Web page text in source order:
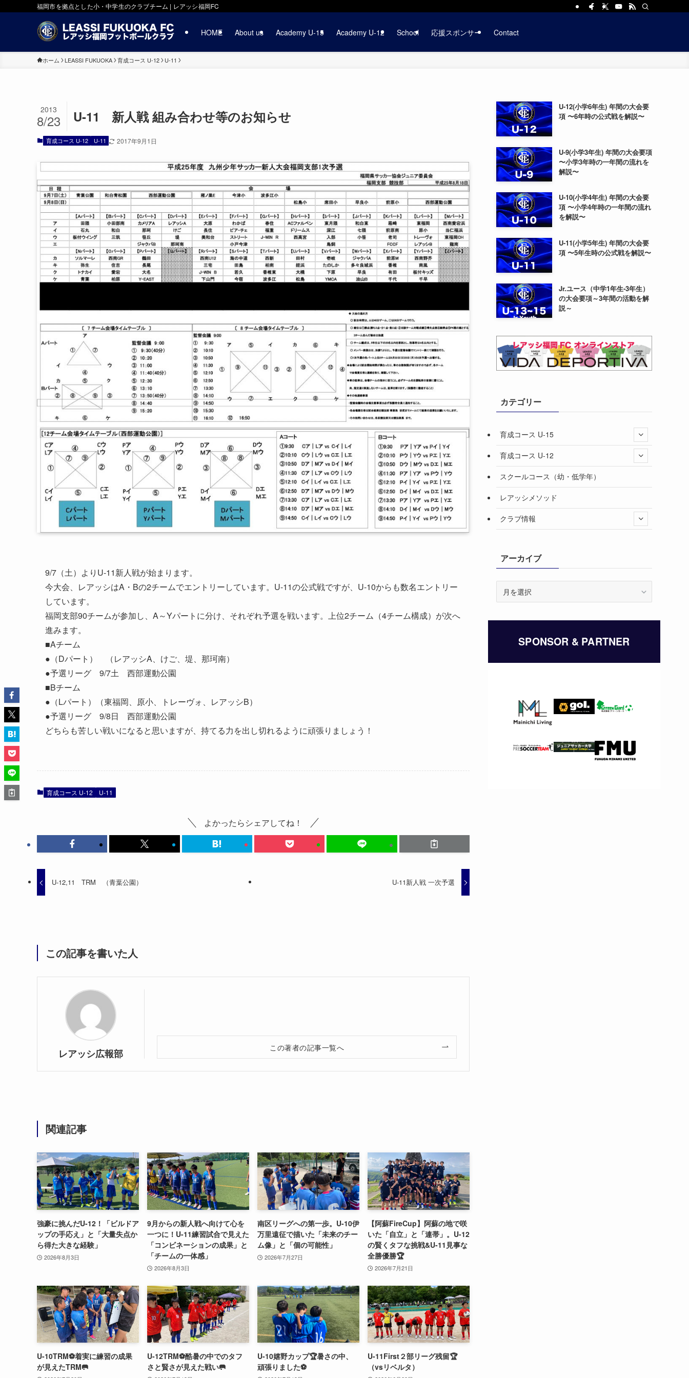
福岡市を拠点とした小・中学生のクラブチーム | レアッシ福岡FC
HOME About us Academy U-15 Academy U-12 School 応援スポンサー Contact
ホーム LEASSI FUKUOKA 育成コース U-12 U-11
U-11 新人戦 組み合わせ等のお知らせ
2013
8/23
育成コース U-12 U-11 2017年9月1日
9/7（土）よりU-11新人戦が始まります。
今大会、レアッシはA・Bの2チームでエントリーしています。U-11の公式戦ですが、U-10からも数名エントリー
しています。
福岡支部90チームが参加し、A～Yパートに分け、それぞれ予選を戦います。上位2チーム（4チーム構成）が次へ
進みます。
■Aチーム
●（Dパート） （レアッシA、けご、堤、那珂南）
●予選リーグ 9/7土 西部運動公園
■Bチーム
●（Lパート）（東福岡、原小、トレーヴォ、レアッシB）
●予選リーグ 9/8日 西部運動公園
どちらも苦しい戦いになると思いますが、持てる力を出し切れるように頑張りましょう！
育成コース U-12 U-11
よかったらシェアしてね！
U-12,11 TRM （青葉公園） U-11新人戦 一次予選
この記事を書いた人
レアッシ広報部 この著者の記事一覧へ
関連記事
強豪に挑んだU-12！「ビルドア
ップの手応え」と「大量失点か
ら得た大きな経験」
2026年8月3日
9月からの新人戦へ向けて心を
一つに！U-11練習試合で見えた
「コンビネーションの成果」と
「チームの一体感」
2026年8月3日
南区リーグへの第一歩。U-10伊
万里遠征で描いた「未来のチー
ム像」と「個の可能性」
2026年7月27日
【阿蘇FireCup】阿蘇の地で咲
いた「自立」と「連帯」。U-12
の賢くタフな挑戦&U-11見事な
全勝優勝🏆
2026年7月21日
U-10TRM⚽️着実に練習の成果
が見えたTRM🥅
U-12TRM⚽️酷暑の中でのタフ
さと賢さが見えた戦い🥅
U-10嬉野カップ🏆暑さの中、
頑張りました⚽️
U-11First２部リーグ残留🏆
（vsリベルタ）
U-12(小学6年生) 年間の大会要
項 〜6年時の公式戦を解説〜
U-9(小学3年生) 年間の大会要項
〜小学3年時の一年間の流れを
解説〜
U-10(小学4年生) 年間の大会要
項 〜小学4年時の一年間の流れ
を解説〜
U-11(小学5年生) 年間の大会要
項 〜5年生時の公式戦を解説〜
Jr.ユース（中学1年生-3年生）
の大会要項～3年間の活動を解
説～
カテゴリー
育成コース U-15
育成コース U-12
スクールコース（幼・低学年）
レアッシメソッド
クラブ情報
アーカイブ
イ
SPONSOR & PARTNER